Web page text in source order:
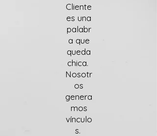
Cliente
es una
palabr
a que
queda
chica.
Nosotr
os
genera
mos
vínculo
s.